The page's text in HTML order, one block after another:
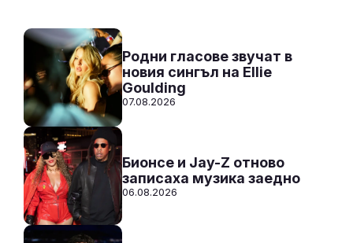
СЛУШАЙ
Родни гласове звучат в
новия сингъл на Ellie
Goulding
07.08.2026
Бионсе и Jay-Z отново
записаха музика заедно
06.08.2026